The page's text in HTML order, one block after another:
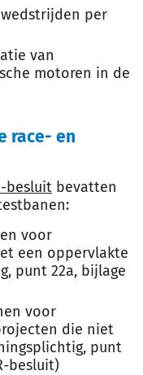
per
van
motoren in de
race- en
besluit bevatten
voor
een oppervlakte
punt 22a, bijlage
voor
die niet
punt
besluit)